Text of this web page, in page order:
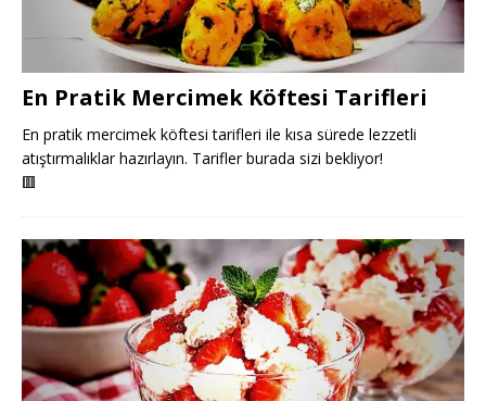
En Pratik Mercimek Köftesi Tarifleri
En pratik mercimek köftesi tarifleri ile kısa sürede lezzetli
atıştırmalıklar hazırlayın. Tarifler burada sizi bekliyor!
🟥